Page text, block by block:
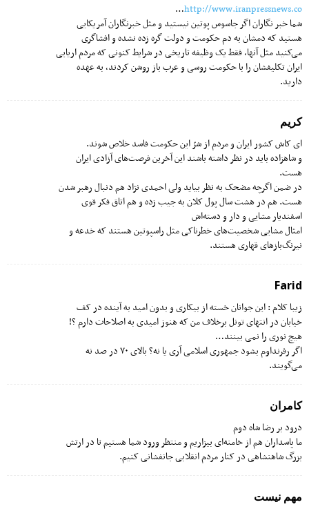
http://www.iranpressnews.co
…
شما خبر نگاران اگر جاسوس پوتین نیستید و مثل خبرنگاران آمریکایی
هستید که دمشان به دم حکومت و دولت گره زده نشده و افشاگری
می‌کنید مثل آنها، فقط یک وظیفه تاریخی در شرایط کنونی که مردم اریایی
ایران تکلیفشان را با حکومت روسی و عرب باز روشن کردند، به عهده
دارید.
کریم
ای کاش کشور ایران و مردم از شرّ این حکومت فاسد خلاص شوند.
و شاهزاده باید در نظر داشته باشند این آخرین فرصت‌های آزادی ایران
هست.
در ضمن اگرچه مضحک به نظر بیاید ولی احمدی نژاد هم دنبال رهبر شدن
هست. هم در هشت سال پول کلان به جیب زده و هم اتاق فکر قوی
اسفندیار مشایی و دار و دسته‌اش
امثال مشایی شخصیت‌های خطرناکی مثل راسپوتین هستند که خدعه و
نیرنگ‌بازهای قهاری هستند.
Farid
زیبا کلام : این جوانان خسته از بیکاری و بدون امید به آینده در کف
خیابان در انتهای تونل برخلاف من که هنوز امیدی به اصلاحات دارم ؟!
هیچ نوری را نمی بینند…
اگر رفرنداوم بشود جمهوری اسلامی آری یا نه؟ بالای ۷۰ در صد نه
می‌گویند.
کامران
درود بر رضا شاه دوم
ما پاسداران هم از خامنه‌ای بیزاریم و منتظر ورود شما هستیم تا در ارتش
بزرگ شاهنشاهی در کنار مردم انقلابی جانفشانی کنیم.
مهم نیست